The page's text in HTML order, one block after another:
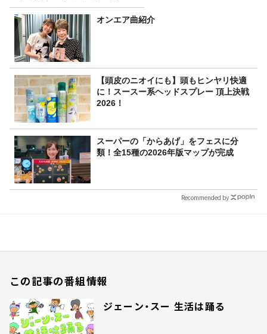
金」に変わる仕組み
オンエア曲紹介
【頭皮のニオイにも】頭もヒンヤリ快適
に！スースー系ヘッドスプレー 頂上決戦
2026！
スーパーの「からあげ」をフェスに分
類！全15種の2026年版マップが完成
Recommended by
この記事の番組情報
ジェーン・スー 生活は踊る